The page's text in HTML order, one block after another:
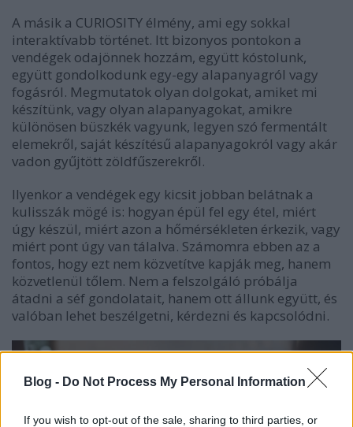
Blog - Do Not Process My Personal Information
If you wish to opt-out of the sale, sharing to third parties, or
A másik a CURIOSITY élmény, ami egy sokkal
interaktívabb történet. Itt bizonyos pontokon a
vendégek odajönnek hozzám, együtt kóstolunk,
együtt gondolkodunk egy-egy alapanyagról vagy
fogásról. Megmutatok olyan dolgokat, amiket mi
készítünk, vagy olyan alapanyagokat, amikre
különösen büszkék vagyunk, legyen szó fermentált
elemekről, saját készítésű alapanyagokról vagy akár
vadon gyűjtött zöldfűszerekről.
Ilyenkor a vendégek egy kicsit jobban belátnak a
kulisszák mögé is: hogyan épül fel egy étel, miért
úgy készül, miért azon a hőmérsékleten érkezik, vagy
miért pont úgy van tálalva. Számomra ebben az a
fontos, hogy ezt nem közvetítve kapják meg, hanem
közvetlenül tőlem. Nem a felszolgáló próbálja
átadni a séf gondolatait, hanem ott állunk együtt, és
valóban lehet beszélgetni, kérdezni és kapcsolódni.